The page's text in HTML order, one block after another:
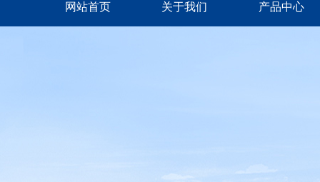
网站首页 关于我们 产品中心